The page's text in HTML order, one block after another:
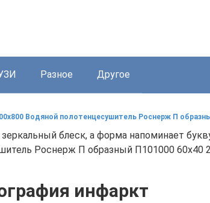
Разное Другое
Водяной полотенцесушитель Роснерж П
блеск, а форма напоминает
Роснерж П образный П101000 60x40
инфаркт